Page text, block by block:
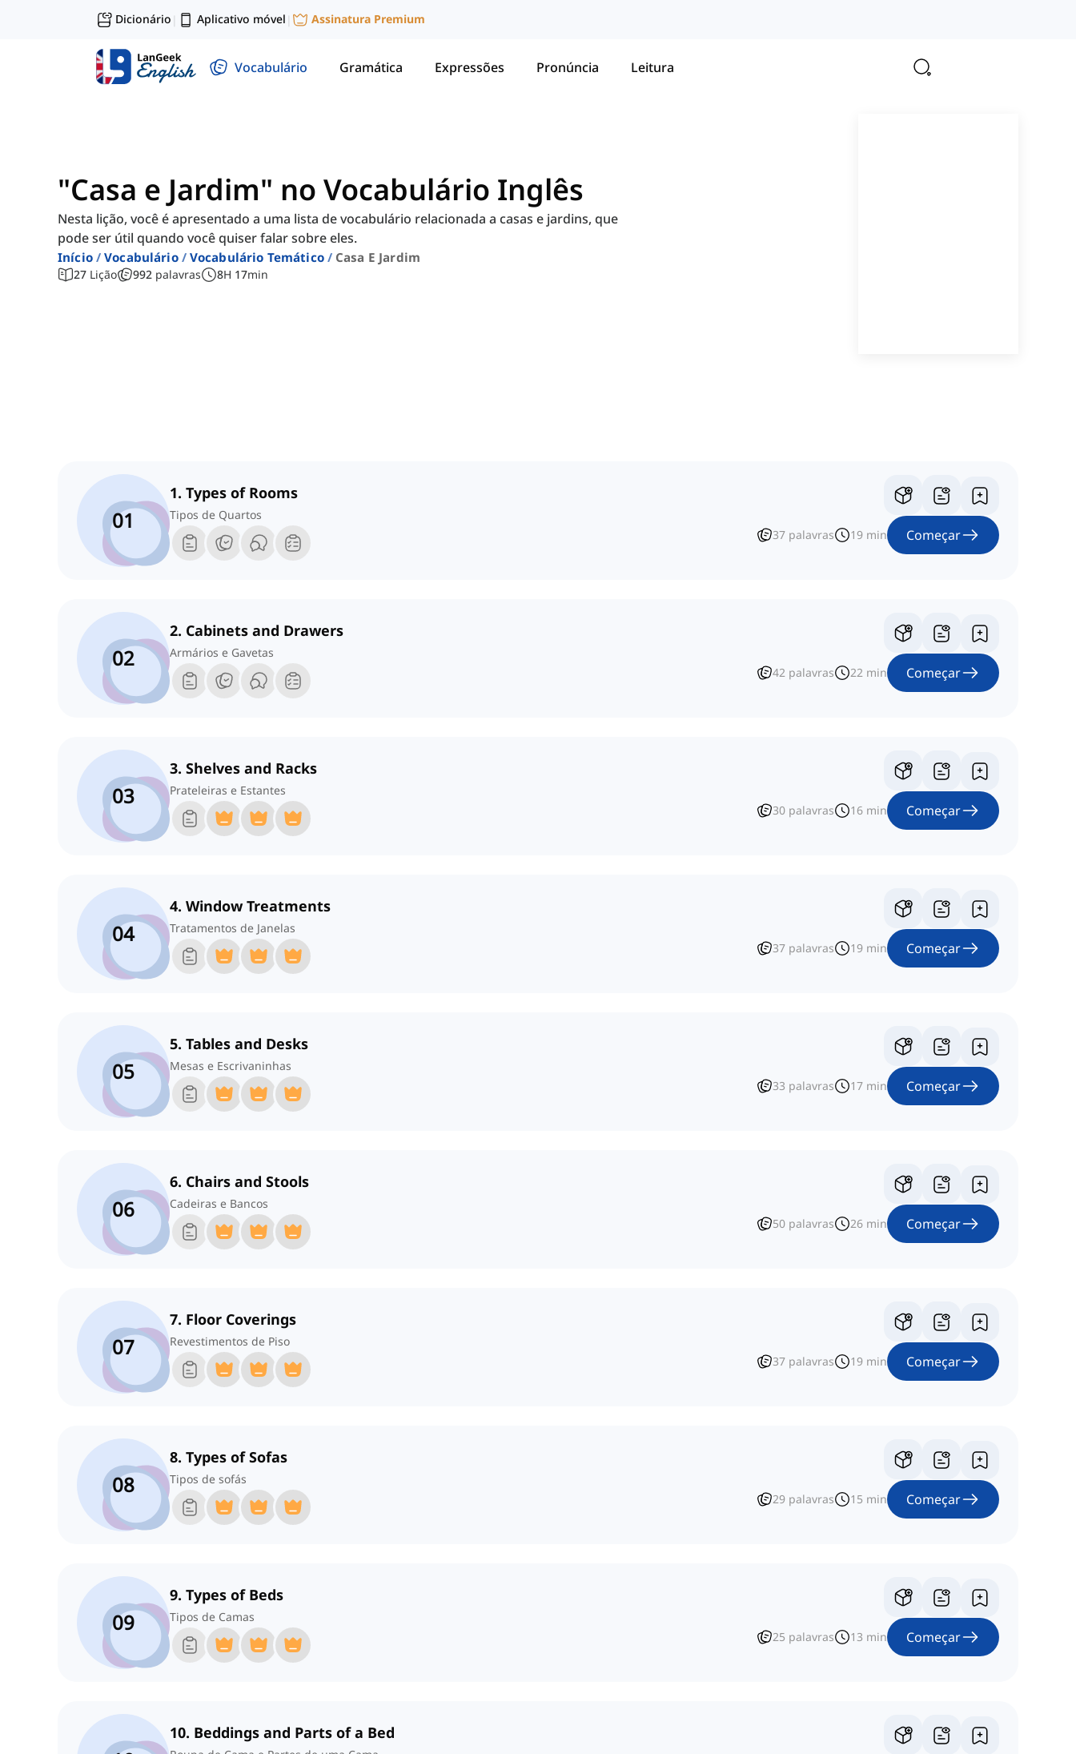
Dicionário | Aplicativo móvel | Assinatura Premium
Vocabulário Gramática Expressões Pronúncia Leitura
"Casa e Jardim" no Vocabulário Inglês
Nesta lição, você é apresentado a uma lista de vocabulário relacionada a casas e jardins, que
pode ser útil quando você quiser falar sobre eles.
Início Vocabulário Vocabulário Temático Casa E Jardim
27 Lição 992 palavras 8H 17min
01
1. Types of Rooms
Tipos de Quartos
37 palavras 19 min Começar
02
2. Cabinets and Drawers
Armários e Gavetas
42 palavras 22 min Começar
03
3. Shelves and Racks
Prateleiras e Estantes
30 palavras 16 min Começar
04
4. Window Treatments
Tratamentos de Janelas
37 palavras 19 min Começar
05
5. Tables and Desks
Mesas e Escrivaninhas
33 palavras 17 min Começar
06
6. Chairs and Stools
Cadeiras e Bancos
50 palavras 26 min Começar
07
7. Floor Coverings
Revestimentos de Piso
37 palavras 19 min Começar
08
8. Types of Sofas
Tipos de sofás
29 palavras 15 min Começar
09
9. Types of Beds
Tipos de Camas
25 palavras 13 min Começar
10. Beddings and Parts of a Bed